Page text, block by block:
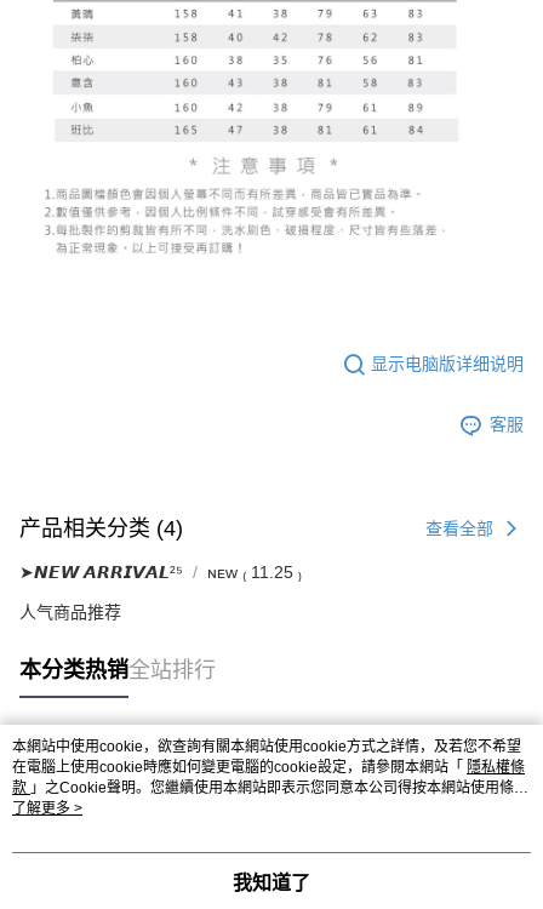
显示电脑版详细说明
客服
产品相关分类 (4) 查看全部
➤𝙉𝙀𝙒 𝘼𝙍𝙍𝙄𝙑𝘼𝙇²⁵ ɴᴇᴡ ₍ 11.25 ₎
人气商品推荐
本分类热销全站排行
热门标签
本網站中使用cookie，欲查詢有關本網站使用cookie方式之詳情，及若您不希望
在電腦上使用cookie時應如何變更電腦的cookie設定，請參閱本網站「 隱私權條
款 」之Cookie聲明。您繼續使用本網站即表示您同意本公司得按本網站使用條款
之Cookie聲明使用cookie。
了解更多 >
我知道了